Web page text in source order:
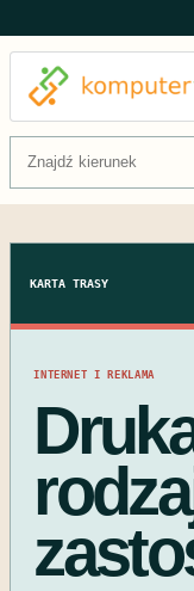
Szukaj:
KARTA TRASY
INTERNET I REKLAMA